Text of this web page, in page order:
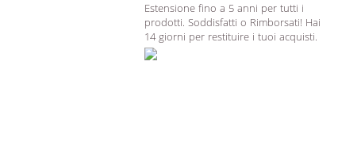
Estensione fino a 5 anni per tutti i
prodotti. Soddisfatti o Rimborsati! Hai
14 giorni per restituire i tuoi acquisti.